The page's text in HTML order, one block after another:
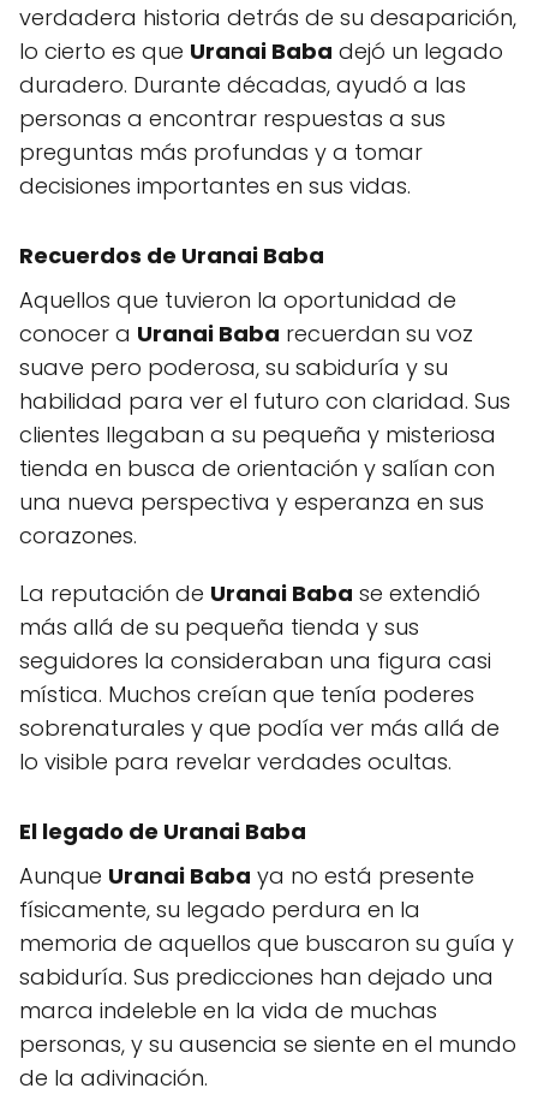
verdadera historia detrás de su desaparición,
lo cierto es que Uranai Baba dejó un legado
duradero. Durante décadas, ayudó a las
personas a encontrar respuestas a sus
preguntas más profundas y a tomar
decisiones importantes en sus vidas.
Recuerdos de Uranai Baba
Aquellos que tuvieron la oportunidad de
conocer a Uranai Baba recuerdan su voz
suave pero poderosa, su sabiduría y su
habilidad para ver el futuro con claridad. Sus
clientes llegaban a su pequeña y misteriosa
tienda en busca de orientación y salían con
una nueva perspectiva y esperanza en sus
corazones.
La reputación de Uranai Baba se extendió
más allá de su pequeña tienda y sus
seguidores la consideraban una figura casi
mística. Muchos creían que tenía poderes
sobrenaturales y que podía ver más allá de
lo visible para revelar verdades ocultas.
El legado de Uranai Baba
Aunque Uranai Baba ya no está presente
físicamente, su legado perdura en la
memoria de aquellos que buscaron su guía y
sabiduría. Sus predicciones han dejado una
marca indeleble en la vida de muchas
personas, y su ausencia se siente en el mundo
de la adivinación.